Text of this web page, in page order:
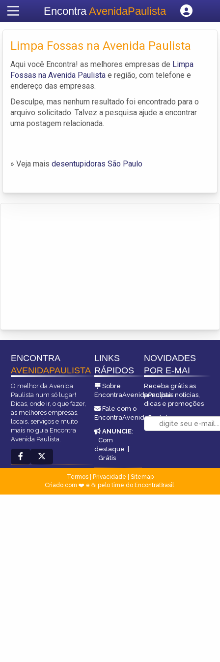
EncontraAvenidaPaulista
Cadastrar empresa
Criar conta
Limpa Fossas na Avenida Paulista
Aqui você Encontra! as melhores empresas de Limpa
Fossas na Avenida Paulista e região, com telefone e
endereço das empresas.
Desculpe, mas nenhum resultado foi encontrado para o
arquivo solicitado. Talvez a pesquisa ajude a encontrar
uma postagem relacionada.
» Veja mais desentupidoras São Paulo
ENCONTRA
AVENIDAPAULISTA
O melhor da Avenida
Paulista num só lugar!
Dicas, onde ir, o que fazer,
as melhores empresas,
locais, serviços e muito
mais no guia Encontra
Avenida Paulista.
LINKS
RÁPIDOS
Sobre
EncontraAvenidaPaulista
Fale com o
EncontraAvenidaPaulista
ANUNCIE:
Com
destaque |
Grátis
NOVIDADES
POR E-MAI
Receba grátis as
principais notícias,
dicas e promoções
Termos| Privacidade
Sitemap
Criado com ❤️ e ☕ pelo time do EncontraBrasil